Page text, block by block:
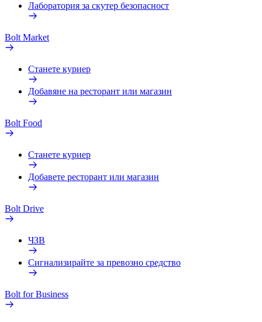
Лаборатория за скутер безопасност
Bolt Market
Станете куриер
Добавяне на ресторант или магазин
Bolt Food
Станете куриер
Добавете ресторант или магазин
Bolt Drive
ЧЗВ
Сигнализирайте за превозно средство
Bolt for Business